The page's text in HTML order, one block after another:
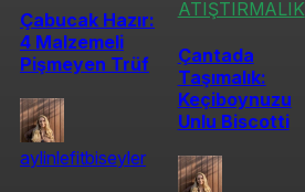
Çabucak Hazır:
4 Malzemeli
Pişmeyen Trüf
aylinlefitbiseyler
ATIŞTIRMALIK
Çantada
Taşımalık:
Keçiboynuzu
Unlu Biscotti